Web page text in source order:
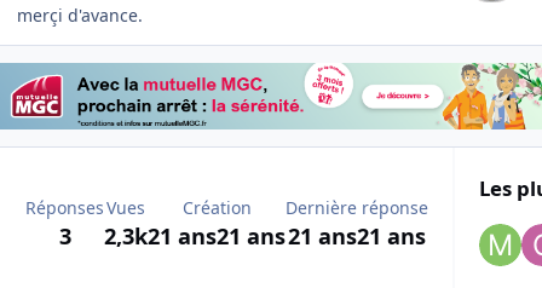
merçi d'avance.
Réponses
3
Vues
2,3k
Création
21 ans21 ans
Dernière réponse
21 ans21 ans
Les